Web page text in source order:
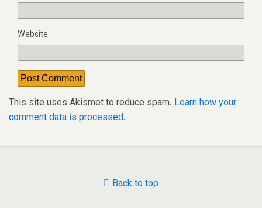
Website
This site uses Akismet to reduce spam. Learn how your
comment data is processed.
Back to top